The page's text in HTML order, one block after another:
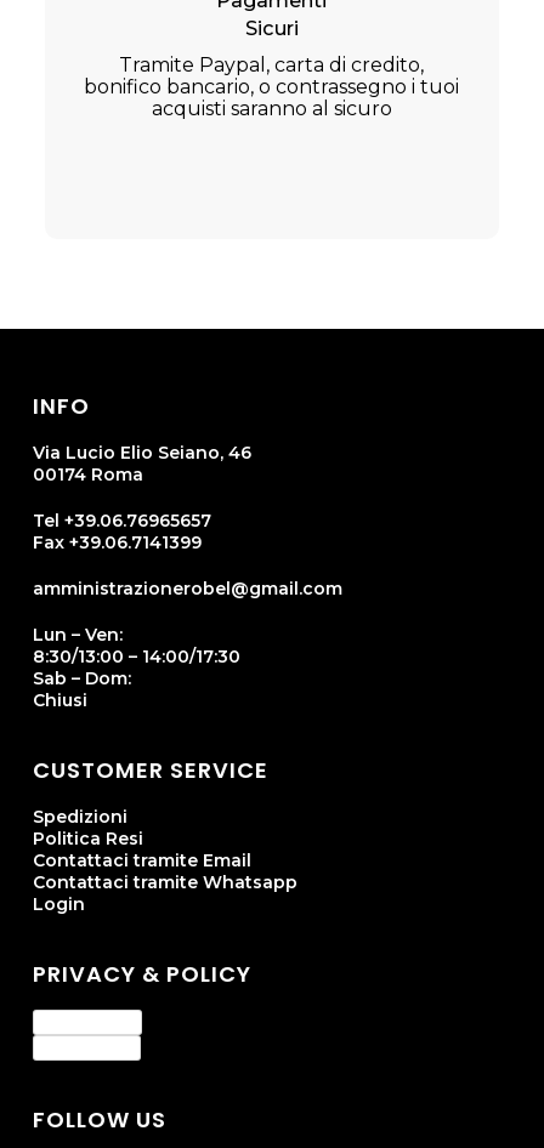
Sicuri
Tramite Paypal, carta di credito,
bonifico bancario, o contrassegno i tuoi
acquisti saranno al sicuro
INFO
Via Lucio Elio Seiano, 46
00174 Roma
Tel +39.06.76965657
Fax +39.06.7141399
amministrazionerobel@gmail.com
Lun – Ven:
8:30/13:00 – 14:00/17:30
Sab – Dom:
Chiusi
CUSTOMER SERVICE
Spedizioni
Politica Resi
Contattaci tramite Email
Contattaci tramite Whatsapp
Login
PRIVACY & POLICY
FOLLOW US